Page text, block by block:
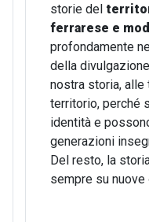
storie del
ferrarese e
profondamente
della
nostra storia, alle
territorio, perché
identità e
generazioni
Del resto, la
sempre su nuove